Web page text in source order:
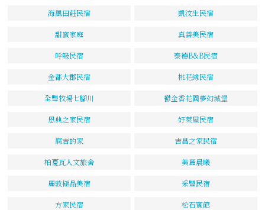
海風田莊民宿 凱汶生民宿
甜蜜家庭 真善美民宿
呼吸民宿 泰德B&B民宿
金都大郡民宿 桃花緣民宿
全豐牧場七腳川 鬱金香花園夢幻城堡
恩典之家民宿 好萊屋民宿
麻吉的家 吉昌之家民宿
柏夏瓦人文旅舍 美麗晨曦
麗敦極品美宿 采豐民宿
方家民宿 松石賓館